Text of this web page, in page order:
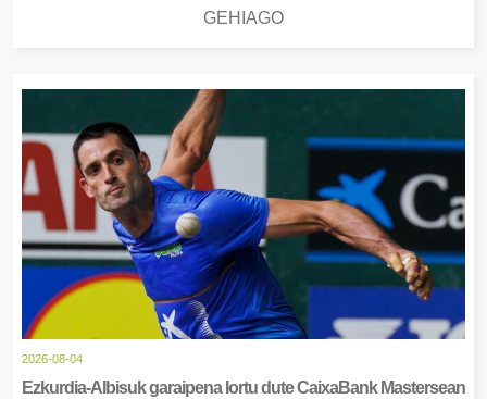
GEHIAGO
2026-08-04
Ezkurdia-Albisuk garaipena lortu dute CaixaBank Mastersean